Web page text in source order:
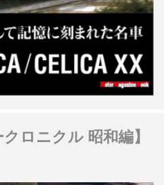
ロニクル 昭和編】